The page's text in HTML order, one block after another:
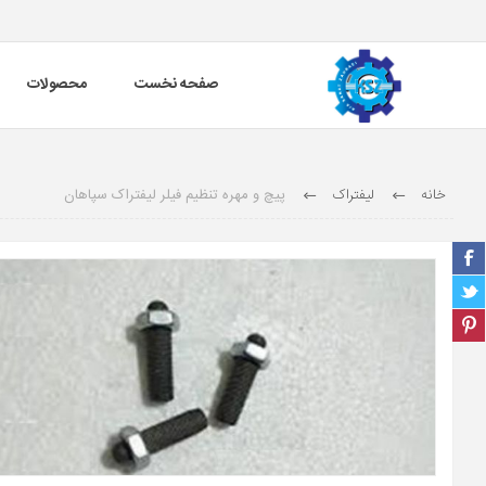
صفحه نخست محصولات
خانه لیفتراک پیچ و مهره تنظیم فیلر لیفتراک سپاهان